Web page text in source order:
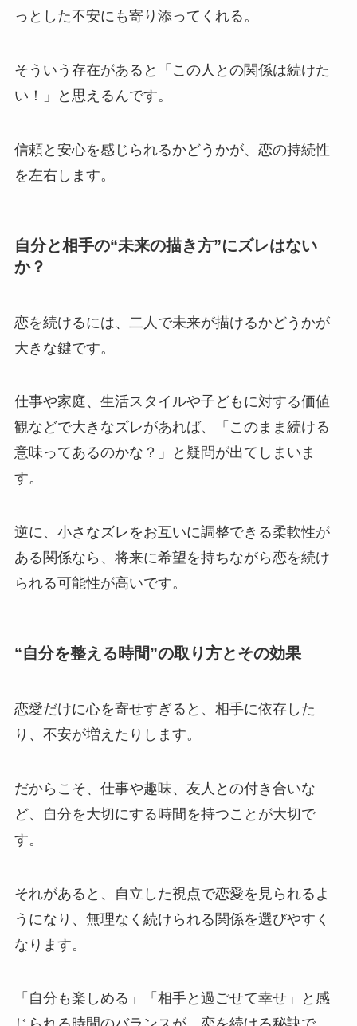
っとした不安にも寄り添ってくれる。
そういう存在があると「この人との関係は続けた
い！」と思えるんです。
信頼と安心を感じられるかどうかが、恋の持続性
を左右します。
自分と相手の“未来の描き方”にズレはない
か？
恋を続けるには、二人で未来が描けるかどうかが
大きな鍵です。
仕事や家庭、生活スタイルや子どもに対する価値
観などで大きなズレがあれば、「このまま続ける
意味ってあるのかな？」と疑問が出てしまいま
す。
逆に、小さなズレをお互いに調整できる柔軟性が
ある関係なら、将来に希望を持ちながら恋を続け
られる可能性が高いです。
“自分を整える時間”の取り方とその効果
恋愛だけに心を寄せすぎると、相手に依存した
り、不安が増えたりします。
だからこそ、仕事や趣味、友人との付き合いな
ど、自分を大切にする時間を持つことが大切で
す。
それがあると、自立した視点で恋愛を見られるよ
うになり、無理なく続けられる関係を選びやすく
なります。
「自分も楽しめる」「相手と過ごせて幸せ」と感